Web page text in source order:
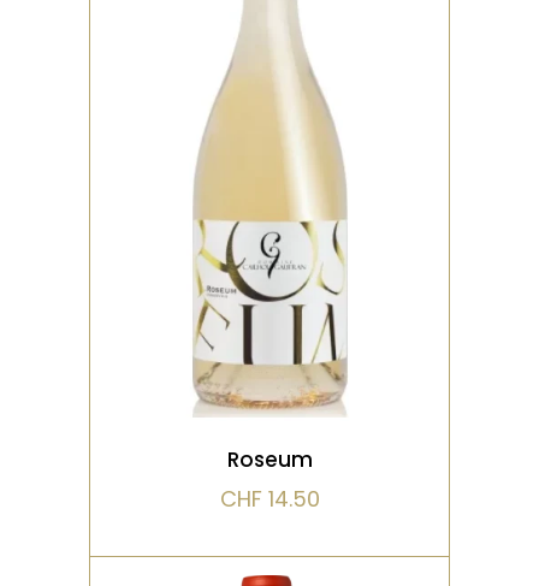
BIO ROSÉ
Ce rosé à la robe rose pâle
nous offre des notes de
fruits rouges au nez,
VOIR LE PRODUIT
Roseum
CHF 14.50